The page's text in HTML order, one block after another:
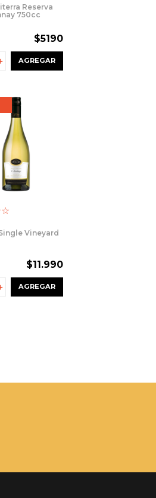
Reserva
750cc
$5190
AGREGAR
☆
Vineyard
$11.990
AGREGAR